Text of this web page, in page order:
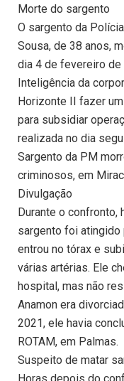
Morte do sargento
O sargento da
Sousa, de 38 anos,
dia 4 de fevereiro de
Inteligência da
Horizonte II fazer
para subsidiar
realizada no dia
Sargento da PM
criminosos, em
Divulgação
Durante o confronto,
sargento foi atingido
entrou no tórax e
várias artérias. Ele
hospital, mas não
Anamon era
2021, ele havia
ROTAM, em Palmas.
Suspeito de matar